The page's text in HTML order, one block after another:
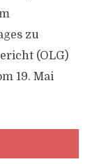
zu
(OLG)
19. Mai